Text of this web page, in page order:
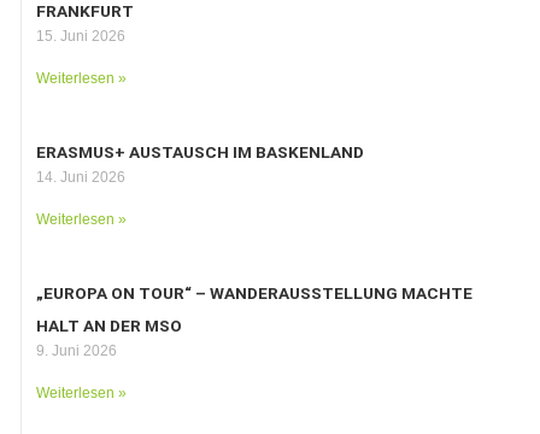
FRANKFURT
15. Juni 2026
Weiterlesen »
ERASMUS+ AUSTAUSCH IM BASKENLAND
14. Juni 2026
Weiterlesen »
„EUROPA ON TOUR“ – WANDERAUSSTELLUNG MACHTE
HALT AN DER MSO
9. Juni 2026
Weiterlesen »